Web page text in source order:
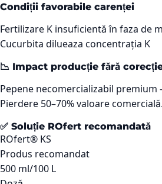
Condiții favorabile carenței
Fertilizare K insuficientă în faza de
Cucurbita dilueaza concentrația K
📉 Impact producție fără
Pepene necomercializabil premium
Pierdere 50–70% valoare comercială.
✅ Soluție ROfert recomandată
ROfert® KS
Produs recomandat
500 ml/100 L